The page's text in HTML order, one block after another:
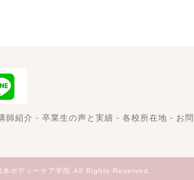
師紹介 - 卒業生の声と実績 - 各校所在地 - お
ボディーケア学院 All Rights Reserved.